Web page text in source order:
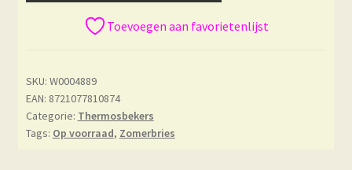
Toevoegen aan favorietenlijst
SKU: W0004889
EAN: 8721077810874
Categorie: Thermosbekers
Tags: Op voorraad, Zomerbries